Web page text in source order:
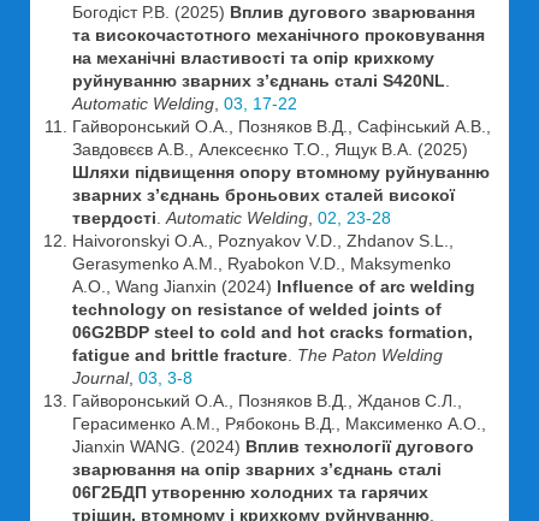
Богодіст Р.В. (2025) Вплив дугового зварювання
та високочастотного механічного проковування
на механічні властивості та опір крихкому
руйнуванню зварних з’єднань сталі S420NL
Automatic Welding 03, 17-22
Гайворонський О.А., Позняков В.Д., Сафінський А.В.,
Завдовєєв А.В., Алексеєнко Т.О., Ящук В.А. (2025)
Шляхи підвищення опору втомному руйнуванню
зварних з’єднань броньових сталей високої
твердості Automatic Welding 02, 23-28
Haivoronskyi O.A., Poznyakov V.D., Zhdanov S.L.,
Gerasymenko A.M., Ryabokon V.D., Maksymenko
A.O., Wang Jianxin (2024) Influence of arc welding
technology on resistance of welded joints of
06G2BDP steel to cold and hot cracks formation,
fatigue and brittle fracture The Paton Welding
Journal, 03, 3-8
Гайворонський О.А., Позняков В.Д., Жданов С.Л.,
Герасименко А.М., Рябоконь В.Д., Максименко А.О.,
Jianxin WANG. (2024) Вплив технології дугового
зварювання на опір зварних зʼєднань сталі
06Г2БДП утворенню холодних та гарячих
тріщин, втомному і крихкому руйнуванню